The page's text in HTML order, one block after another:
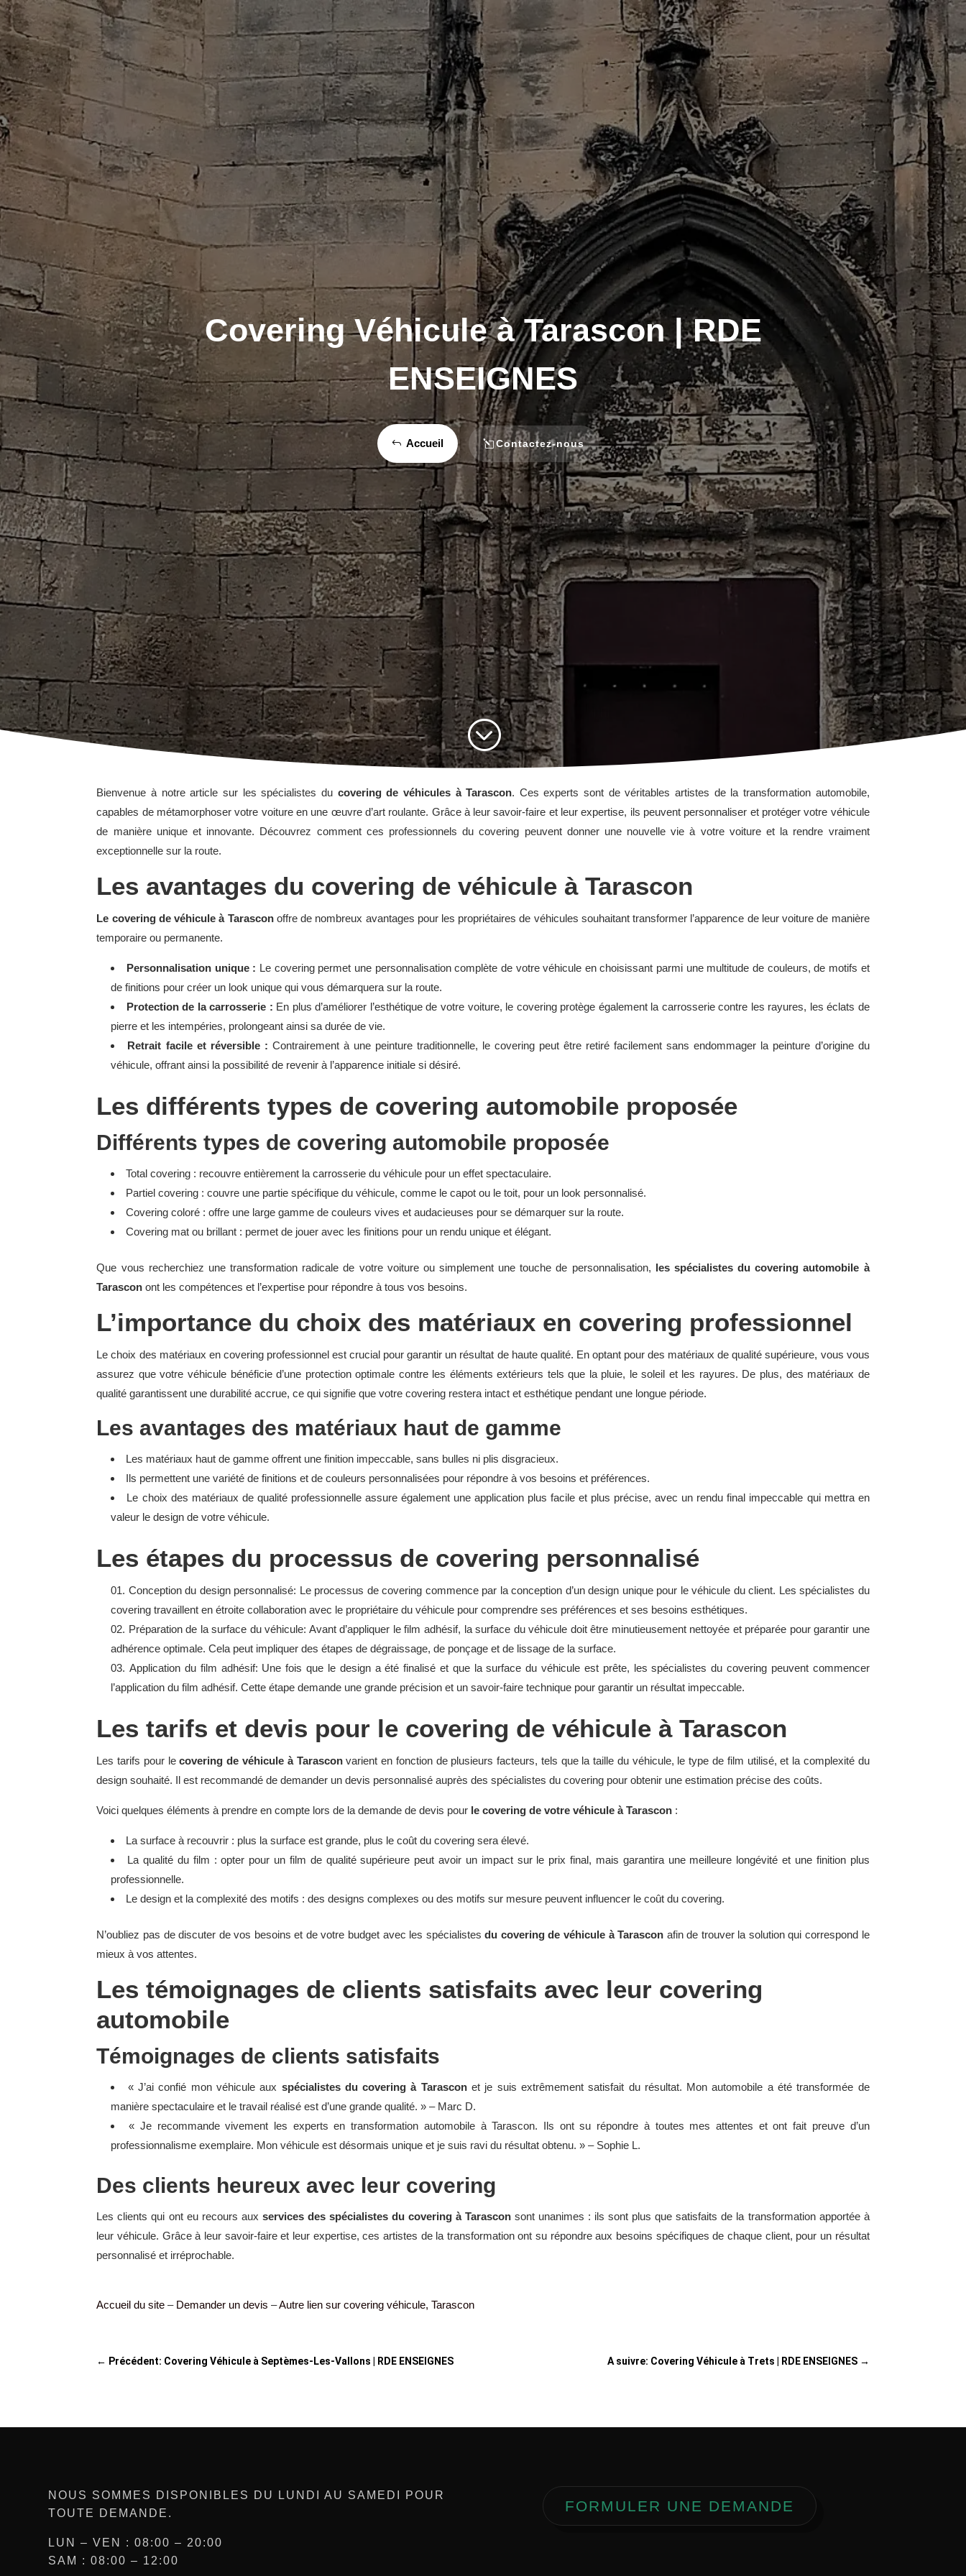
Covering Véhicule à Tarascon | RDE
ENSEIGNES
Accueil Contactez-nous
;
Bienvenue à notre article sur les spécialistes du covering de véhicules à Tarascon. Ces experts sont de véritables artistes de la transformation automobile,
capables de métamorphoser votre voiture en une œuvre d’art roulante. Grâce à leur savoir-faire et leur expertise, ils peuvent personnaliser et protéger votre véhicule
de manière unique et innovante. Découvrez comment ces professionnels du covering peuvent donner une nouvelle vie à votre voiture et la rendre vraiment
exceptionnelle sur la route.
Les avantages du covering de véhicule à Tarascon
Le covering de véhicule à Tarasconoffre de nombreux avantages pour les propriétaires de véhicules souhaitant transformer l’apparence de leur voiture de manière
temporaire ou permanente.
Personnalisation unique : Le covering permet une personnalisation complète de votre véhicule en choisissant parmi une multitude de couleurs, de motifs et
de finitions pour créer un look unique qui vous démarquera sur la route.
Protection de la carrosserie : En plus d’améliorer l’esthétique de votre voiture, le covering protège également la carrosserie contre les rayures, les éclats de
pierre et les intempéries, prolongeant ainsi sa durée de vie.
Retrait facile et réversible : Contrairement à une peinture traditionnelle, le covering peut être retiré facilement sans endommager la peinture d’origine du
véhicule, offrant ainsi la possibilité de revenir à l’apparence initiale si désiré.
Les différents types de covering automobile proposée
Différents types de covering automobile proposée
Total covering : recouvre entièrement la carrosserie du véhicule pour un effet spectaculaire.
Partiel covering : couvre une partie spécifique du véhicule, comme le capot ou le toit, pour un look personnalisé.
Covering coloré : offre une large gamme de couleurs vives et audacieuses pour se démarquer sur la route.
Covering mat ou brillant : permet de jouer avec les finitions pour un rendu unique et élégant.
Que vous recherchiez une transformation radicale de votre voiture ou simplement une touche de personnalisation, les spécialistes du covering automobile à
Tarascon ont les compétences et l’expertise pour répondre à tous vos besoins.
L’importance du choix des matériaux en covering professionnel
Le choix des matériaux en covering professionnel est crucial pour garantir un résultat de haute qualité. En optant pour des matériaux de qualité supérieure, vous vous
assurez que votre véhicule bénéficie d’une protection optimale contre les éléments extérieurs tels que la pluie, le soleil et les rayures. De plus, des matériaux de
qualité garantissent une durabilité accrue, ce qui signifie que votre covering restera intact et esthétique pendant une longue période.
Les avantages des matériaux haut de gamme
Les matériaux haut de gamme offrent une finition impeccable, sans bulles ni plis disgracieux.
Ils permettent une variété de finitions et de couleurs personnalisées pour répondre à vos besoins et préférences.
Le choix des matériaux de qualité professionnelle assure également une application plus facile et plus précise, avec un rendu final impeccable qui mettra en
valeur le design de votre véhicule.
Les étapes du processus de covering personnalisé
Conception du design personnalisé: Le processus de covering commence par la conception d’un design unique pour le véhicule du client. Les spécialistes du
covering travaillent en étroite collaboration avec le propriétaire du véhicule pour comprendre ses préférences et ses besoins esthétiques.
Préparation de la surface du véhicule: Avant d’appliquer le film adhésif, la surface du véhicule doit être minutieusement nettoyée et préparée pour garantir une
adhérence optimale. Cela peut impliquer des étapes de dégraissage, de ponçage et de lissage de la surface.
Application du film adhésif: Une fois que le design a été finalisé et que la surface du véhicule est prête, les spécialistes du covering peuvent commencer
l’application du film adhésif. Cette étape demande une grande précision et un savoir-faire technique pour garantir un résultat impeccable.
Les tarifs et devis pour le covering de véhicule à Tarascon
Les tarifs pour lecovering de véhicule à Tarasconvarient en fonction de plusieurs facteurs, tels que la taille du véhicule, le type de film utilisé, et la complexité du
design souhaité. Il est recommandé de demander un devis personnalisé auprès des spécialistes du covering pour obtenir une estimation précise des coûts.
Voici quelques éléments à prendre en compte lors de la demande de devis pour le covering de votre véhicule à Tarascon :
La surface à recouvrir : plus la surface est grande, plus le coût du covering sera élevé.
La qualité du film : opter pour un film de qualité supérieure peut avoir un impact sur le prix final, mais garantira une meilleure longévité et une finition plus
professionnelle.
Le design et la complexité des motifs : des designs complexes ou des motifs sur mesure peuvent influencer le coût du covering.
N’oubliez pas de discuter de vos besoins et de votre budget avec les spécialistesdu covering de véhicule à Tarascon afin de trouver la solution qui correspond le
mieux à vos attentes.
Les témoignages de clients satisfaits avec leur covering
automobile
Témoignages de clients satisfaits
« J’ai confié mon véhicule aux spécialistes du covering à Tarasconet je suis extrêmement satisfait du résultat. Mon automobile a été transformée de
manière spectaculaire et le travail réalisé est d’une grande qualité. » – Marc D.
« Je recommande vivement les experts en transformation automobile à Tarascon. Ils ont su répondre à toutes mes attentes et ont fait preuve d’un
professionnalisme exemplaire. Mon véhicule est désormais unique et je suis ravi du résultat obtenu. » – Sophie L.
Des clients heureux avec leur covering
Les clients qui ont eu recours aux services des spécialistes du covering à Tarascon sont unanimes : ils sont plus que satisfaits de la transformation apportée à
leur véhicule. Grâce à leur savoir-faire et leur expertise, ces artistes de la transformation ont su répondre aux besoins spécifiques de chaque client, pour un résultat
personnalisé et irréprochable.
Accueil du site – Demander un devis –Autre lien sur covering véhicule, Tarascon
← Précédent: Covering Véhicule à Septèmes-Les-Vallons | RDE ENSEIGNES A suivre: Covering Véhicule à Trets | RDE ENSEIGNES→
NOUS SOMMES DISPONIBLES DU LUNDI AU SAMEDI POUR
TOUTE DEMANDE.
LUN – VEN : 08:00 – 20:00
SAM : 08:00 – 12:00
FORMULER UNE DEMANDE